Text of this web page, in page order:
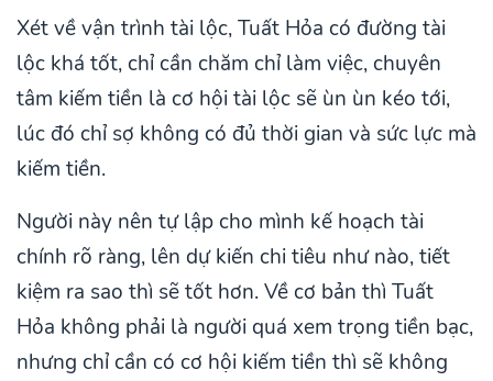
Xét về vận trình tài lộc, Tuất Hỏa có đường tài
lộc khá tốt, chỉ cần chăm chỉ làm việc, chuyên
tâm kiếm tiền là cơ hội tài lộc sẽ ùn ùn kéo tới,
lúc đó chỉ sợ không có đủ thời gian và sức lực mà
kiếm tiền.
Người này nên tự lập cho mình kế hoạch tài
chính rõ ràng, lên dự kiến chi tiêu như nào, tiết
kiệm ra sao thì sẽ tốt hơn. Về cơ bản thì Tuất
Hỏa không phải là người quá xem trọng tiền bạc,
nhưng chỉ cần có cơ hội kiếm tiền thì sẽ không